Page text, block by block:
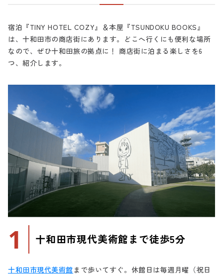
宿泊『TINY HOTEL COZY』＆本屋『TSUNDOKU BOOKS』
は、十和田市の商店街にあります。どこへ行くにも便利な場所
なので、ぜひ十和田旅の拠点に！ 商店街に泊まる楽しさを6
つ、紹介します。
1 十和田市現代美術館まで徒歩5分
十和田市現代美術館 まで歩いてすぐ。休館日は毎週月曜（祝日